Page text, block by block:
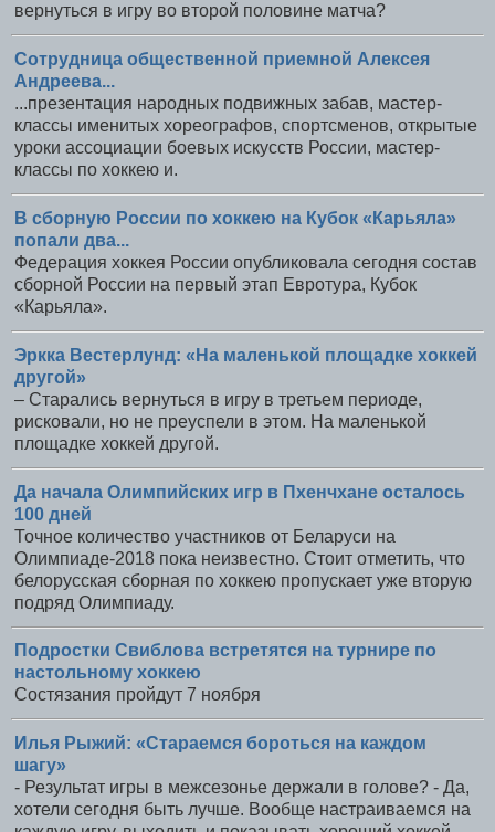
вернуться в игру во второй половине матча?
Сотрудница общественной приемной Алексея
Андреева...
...презентация народных подвижных забав, мастер-
классы именитых хореографов, спортсменов, открытые
уроки ассоциации боевых искусств России, мастер-
классы по хоккею и.
В сборную России по хоккею на Кубок «Карьяла»
попали два...
Федерация хоккея России опубликовала сегодня состав
сборной России на первый этап Евротура, Кубок
«Карьяла».
Эркка Вестерлунд: «На маленькой площадке хоккей
другой»
– Старались вернуться в игру в третьем периоде,
рисковали, но не преуспели в этом. На маленькой
площадке хоккей другой.
Да начала Олимпийских игр в Пхенчхане осталось
100 дней
Точное количество участников от Беларуси на
Олимпиаде-2018 пока неизвестно. Стоит отметить, что
белорусская сборная по хоккею пропускает уже вторую
подряд Олимпиаду.
Подростки Свиблова встретятся на турнире по
настольному хоккею
Состязания пройдут 7 ноября
Илья Рыжий: «Стараемся бороться на каждом
шагу»
- Результат игры в межсезонье держали в голове? - Да,
хотели сегодня быть лучше. Вообще настраиваемся на